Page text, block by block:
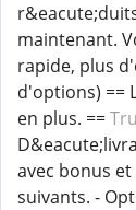
maintenant.
rapide, plus
d'options) ==
en plus. ==
avec bonus
suivants. -